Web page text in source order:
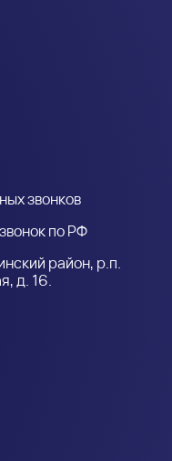
звонков
по РФ
район, р.п.
д. 16.